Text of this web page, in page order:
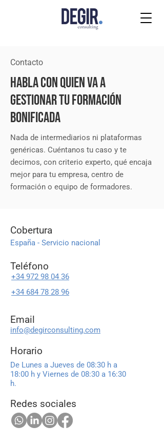
Contacto
Habla con quien va a
gestionar tu FORMACIÓN
BONIFICADA
Nada de intermediarios ni plataformas
genéricas. Cuéntanos tu caso y te
decimos, con criterio experto, qué encaja
mejor para tu empresa, centro de
formación o equipo de formadores.
Cobertura
España - Servicio nacional
Teléfono
+34 972 98 04 36
+34 684 78 28 96
Email
info@degirconsulting.com
Horario
De Lunes a Jueves de 08:30 h a
18:00 h y Viernes de 08:30 a 16:30
h.
Redes sociales